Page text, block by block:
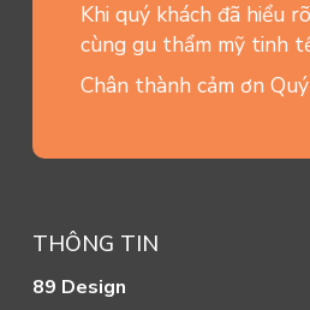
Khi quý khách đã hiểu
cùng gu thẩm mỹ tinh
Chân thành cảm ơn
THÔNG TIN
89 Design